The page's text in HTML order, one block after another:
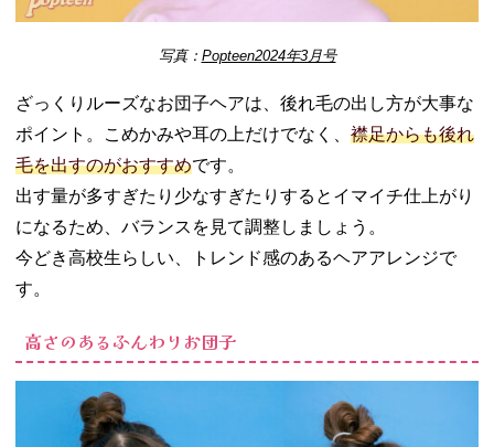
写真： Popteen2024年3月号
ざっくりルーズなお団子ヘアは、後れ毛の出し方が大事な
ポイント。こめかみや耳の上だけでなく、 襟足からも後れ
毛を出すのがおすすめです。
出す量が多すぎたり少なすぎたりするとイマイチ仕上がり
になるため、バランスを見て調整しましょう。
今どき高校生らしい、トレンド感のあるヘアアレンジで
す。
高さのあるふんわりお団子